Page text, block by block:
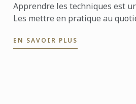
Apprendre les techniques est
Les mettre en pratique au
les ...
EN SAVOIR PLUS